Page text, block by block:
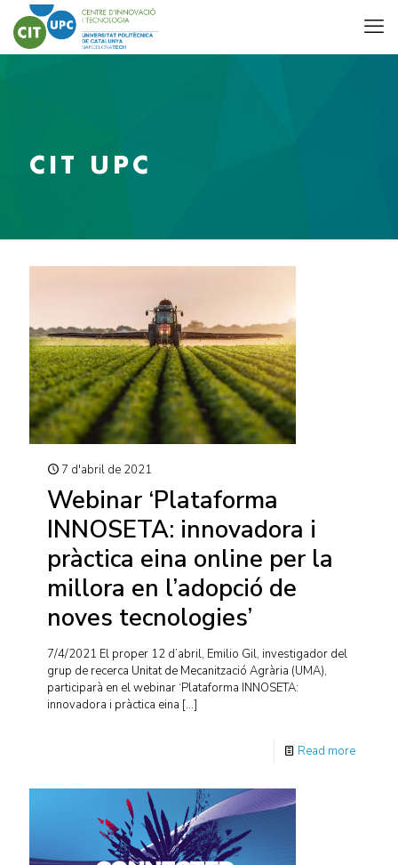
CIT UPC
7 d'abril de 2021
Webinar ‘Plataforma
INNOSETA: innovadora i
pràctica eina online per la
millora en l’adopció de
noves tecnologies’
7/4/2021 El proper 12 d’abril, Emilio Gil, investigador del
grup de recerca Unitat de Mecanització Agrària (UMA),
participarà en el webinar ‘Plataforma INNOSETA:
innovadora i pràctica eina […]
Read more